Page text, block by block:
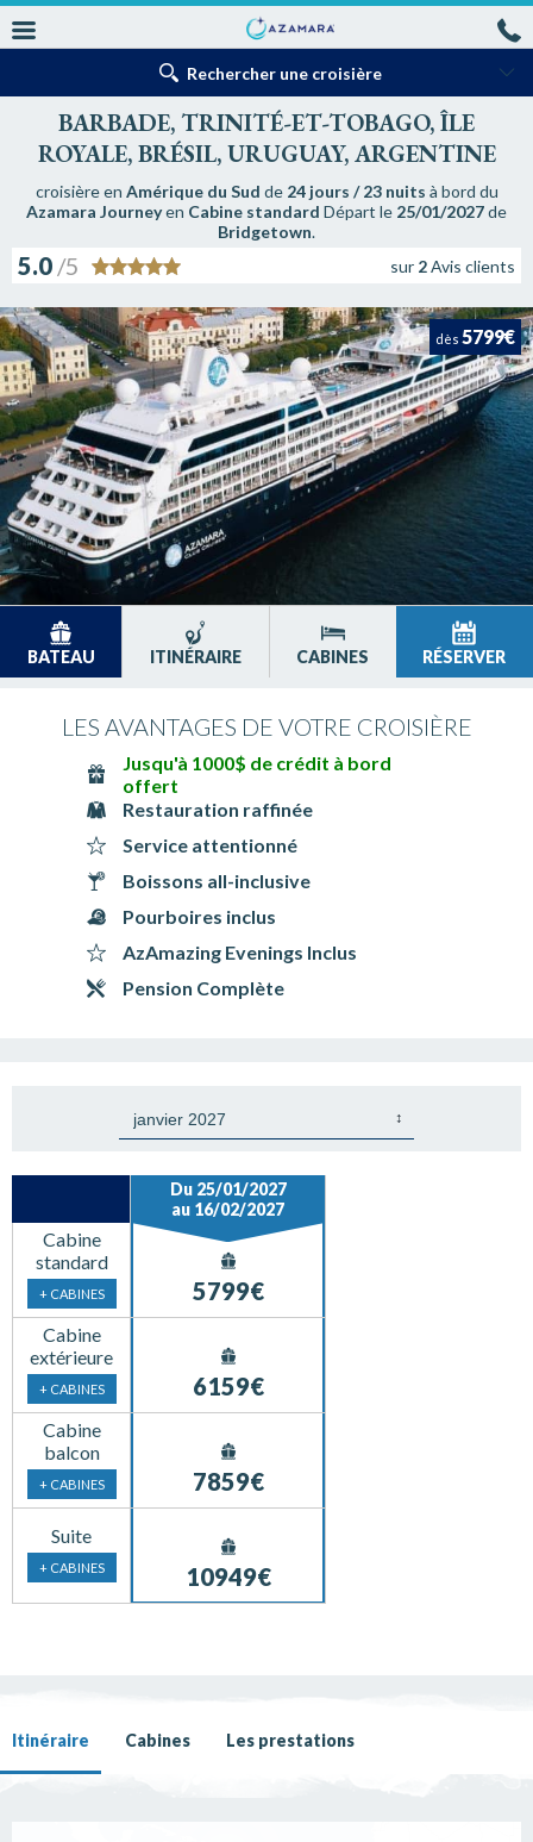
Rechercher une croisière
BARBADE, TRINITÉ-ET-TOBAGO, ÎLE
ROYALE, BRÉSIL, URUGUAY, ARGENTINE
croisière en Amérique du Sud de 24 jours / 23 nuits à bord du
Azamara Journeyen Cabine standard Départ le 25/01/2027de
Bridgetown.
5.0 /5 sur 2Avis clients
dès 5799€
BATEAU ITINÉRAIRE CABINES RÉSERVER
LES AVANTAGES DE VOTRE CROISIÈRE
Jusqu'à 1000$ de crédit à bord
offert
Restauration raffinée
Service attentionné
Boissons all-inclusive
Pourboires inclus
AzAmazing Evenings Inclus
Pension Complète
Cabine
standard
+ CABINES
Cabine
extérieure
+ CABINES
Cabine
balcon
+ CABINES
Suite
+ CABINES
Du 25/01/2027
au 16/02/2027
5799€
6159€
7859€
10949€
Itinéraire Cabines Les prestations